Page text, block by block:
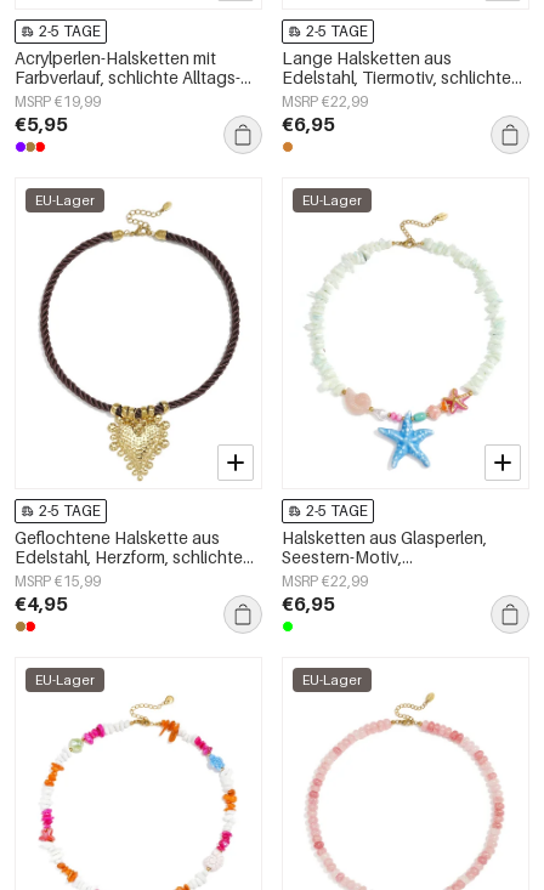
2-5 TAGE
Acrylperlen-Halsketten mit
Farbverlauf, schlichte Alltags-
Serie, Damenschmuck
MSRP €19,99
€5,95
2-5 TAGE
Lange Halsketten aus
Edelstahl, Tiermotiv, schlichte
Alltags-Serie, Damenschmuck
MSRP €22,99
€6,95
EU-Lager
2-5 TAGE
Geflochtene Halskette aus
Edelstahl, Herzform, schlichte
Alltags-Serie, Damenschmuck
MSRP €15,99
€4,95
EU-Lager
2-5 TAGE
Halsketten aus Glasperlen,
Seestern-Motiv,
Urlaubs-/Strand-Romantik-Serie,
Damenschmuck
MSRP €22,99
€6,95
EU-Lager EU-Lager